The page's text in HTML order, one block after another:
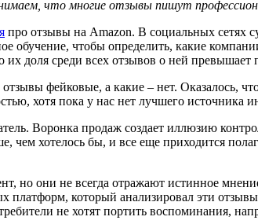
что многие отзывы пишут
про отзывы на Amazon. В социальных сетях
обучение, чтобы определить, какие
доля среди всех отзывов о ней превышает
фейковые, а какие – нет. Оказалось,
хотя пока у нас нет лучшего источника
Воронка продаж создает иллюзию
хотелось бы, и все еще приходится
но они не всегда отражают истинное
платформ, который анализировал эти
не хотят портить воспоминания,